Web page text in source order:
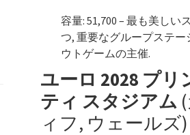
容量: 51,700 – 最も美しい
つ, 重要なグループステー
ウトゲームの主催.
ユーロ 2028 プリ
ティ スタジアム
ィフ, ウェールズ)